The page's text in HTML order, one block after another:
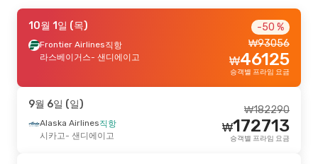
9월 29일 (화)
Frontier Airlines직항
피닉스 - 샌디에이고
97323
63472
Frontier Airlines 직항
-29 %
109639
10월 1일 (목)
Frontier Airlines직항
라스베이거스- 샌디에이고
-50 %
93056
₩
46125
₩
승객별 프라임 요금
9월 6일 (일)
Alaska Airlines직항
시카고- 샌디에이고
182290
₩
172713
₩
승객별 프라임 요금